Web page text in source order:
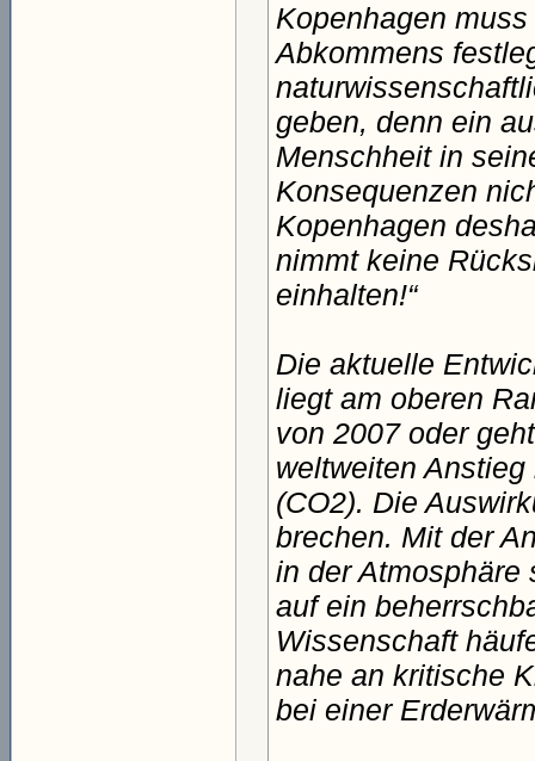
Kopenhagen
Abkommens
geben, denn ein
Menschheit in
Konsequenzen
Kopenhagen
nimmt keine
einhalten!“
Die aktuelle
liegt am oberen
von 2007 oder
weltweiten
(CO2). Die
brechen. Mit der
in der Atmosphäre
auf ein
Wissenschaft
nahe an kritische
bei einer